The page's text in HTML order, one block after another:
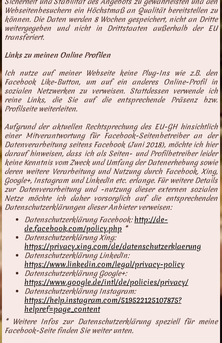
Webseitenbesuchern ein Höchstmaß an Qualität bereitstellen zu
können. Die Daten werden 8 Wochen gespeichert, nicht an Dritte
weitergegeben und nicht in Drittstaaten außerhalb der EU
transferiert.
Links zu meinen Online Profilen
Ich nutze auf meiner Webseite keine Plug-Ins wie z.B. den
Facebook Like-Button, um auf ein anderes Online-Profil in
sozialen Netzwerken zu verweisen. Stattdessen verwende ich
reine Links, die Sie auf die entsprechende Präsenz bzw.
Profilseite weiterleiten.
Aufgrund der aktuellen Rechtsprechung des EU-GH hinsichtlich
einer Mitverantwortung für Facebook-Seitenbetreiber an der
Datenverarbeitung seitens Facebook (Juni 2018), möchte ich hier
darauf hinweisen, dass ich als Seiten- und Profilbetreiber leider
keine Kenntnis vom Zweck und Umfang der Datenerhebung sowie
deren weitere Verarbeitung und Nutzung durch Facebook, Xing,
Google+, Instagram und LinkedIn etc. erlange. Für weitere Details
zur Datenverarbeitung und -nutzung dieser externen sozialen
Netze möchte ich daher vorsorglich auf die entsprechenden
Datenschutzerklärungen dieser Anbieter verweisen:
Datenschutzerklärung Facebook: http://de-
de.facebook.com/policy.php*
Datenschutzerklärung Xing:
https://privacy.xing.com/de/datenschutzerklaerung
Datenschutzerklärung LinkedIn:
https://www.linkedin.com/legal/privacy-policy
Datenschutzerklärung Google+:
https://www.google.de/intl/de/policies/privacy/
Datenschutzerklärung Instagram:
https://help.instagram.com/519522125107875?
helpref=page_content
* Weitere Infos zur Datenschutzerklärung speziell für meine
Facebook-Seite finden Sie weiter unten.